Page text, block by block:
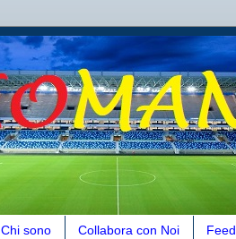
Chi sono Collabora con Noi Feed